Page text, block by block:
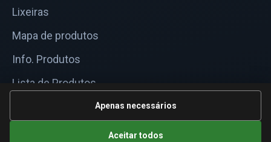
Lixeiras
Mapa de produtos
Info. Produtos
Lista de Produtos
Informações TécnicasApenas necessários
Aceitar todos